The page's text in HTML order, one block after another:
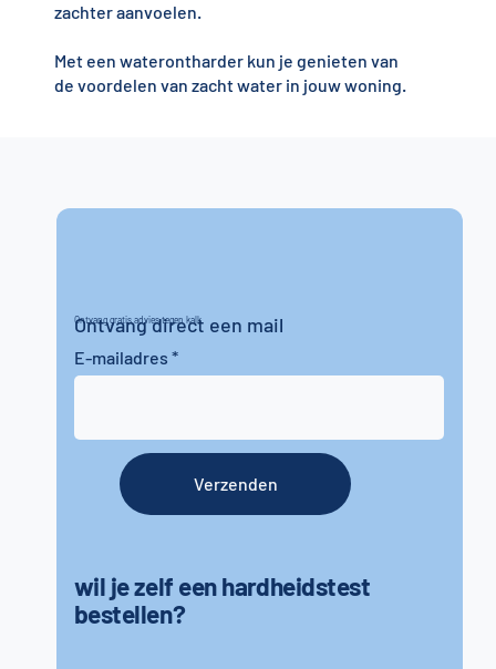
zachter aanvoelen.
Met een waterontharder kun je genieten van
de voordelen van zacht water in jouw woning.
Ontvang gratis advies tegen kalk
Ontvang direct een mail
wil je zelf een hardheidstest
bestellen?
E-mailadres
Verzenden